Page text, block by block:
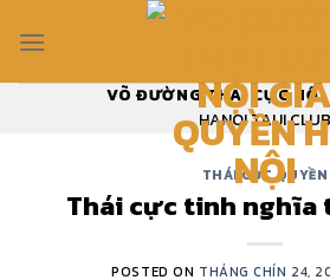
VÕ ĐƯỜNG THÁI CỰC NỘI
HANOI TAIJI CLUB
THÁI CỰC QUYỀN
Thái cực tinh nghĩa
POSTED ON THÁNG CHÍN 24,